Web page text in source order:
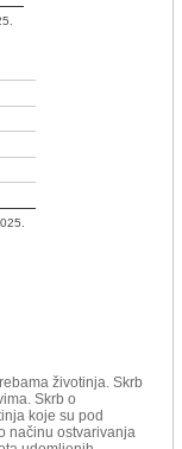
životinja. Skrb
Skrb o
koje su pod
načinu ostvarivanja